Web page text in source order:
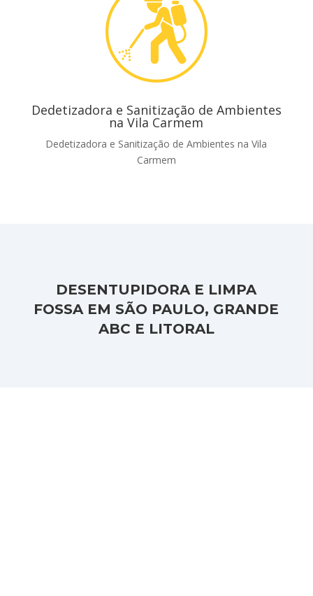
Dedetizadora e Sanitização de Ambientes
na Vila Carmem
Dedetizadora e Sanitização de Ambientes na Vila
Carmem
DESENTUPIDORA E LIMPA
FOSSA EM SÃO PAULO, GRANDE
ABC E LITORAL